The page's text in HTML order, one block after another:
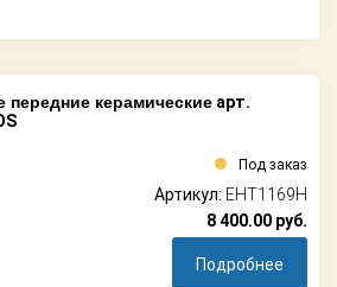
керамические арт.
Под заказ
Артикул: EHT1169H
8 400.00 руб.
Подробнее